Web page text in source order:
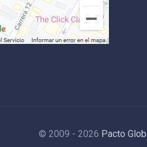
© 2009 - 2026 Pacto